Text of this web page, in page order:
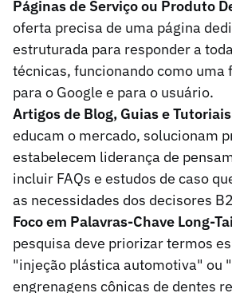
Páginas de Serviço ou Produto
oferta precisa de uma página
estruturada para responder a
técnicas, funcionando como uma
para o Google e para o usuário.
Artigos de Blog, Guias e
educam o mercado, solucionam
estabelecem liderança de
incluir FAQs e estudos de caso
as necessidades dos decisores
Foco em Palavras-Chave Long-
pesquisa deve priorizar termos
"injeção plástica automotiva" ou
engrenagens cônicas de dentes